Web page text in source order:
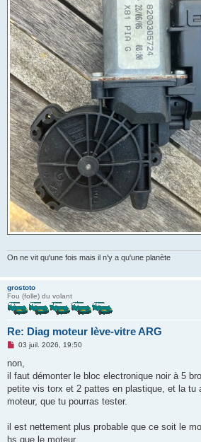
On ne vit qu'une fois mais il n'y a qu'une planète
grostoto
Fou (folle) du volant
Re: Diag moteur lève-vitre ARG
M
s
a
g
n
l
u
03 juil. 2026, 19:50
non,
il faut démonter le bloc electronique noir à 5
petite vis torx et 2 pattes en plastique, et la tu
moteur, que tu pourras tester.
il est nettement plus probable que ce soit le
hs que le moteur.